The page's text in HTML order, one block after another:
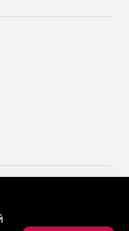
применяются
технологии